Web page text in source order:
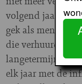
volgend jaar:
gek als men
die
elk jaar met de